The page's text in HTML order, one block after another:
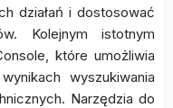
działań i dostosować
Kolejnym istotnym
które umożliwia
wyszukiwania
Narzędzia do